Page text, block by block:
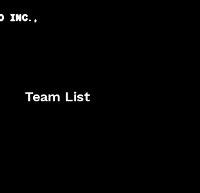
INC.,
Team List